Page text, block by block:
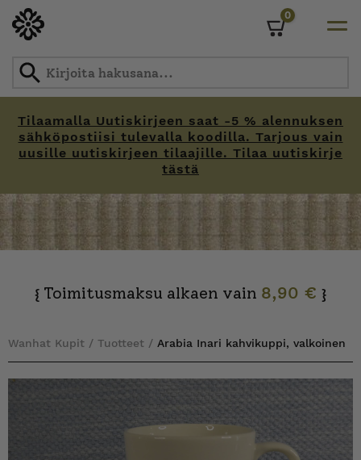
Tilaamalla Uutiskirjeen saat -5 % alennuksen
sähköpostiisi tulevalla koodilla. Tarjous vain
uusille uutiskirjeen tilaajille. Tilaa uutiskirje
tästä
0
{ Toimitusmaksu alkaen vain 8,90 € }
Wanhat Kupit / Tuotteet / Arabia Inari kahvikuppi, valkoinen